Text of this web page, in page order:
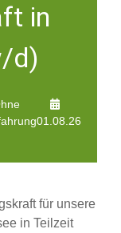
in
d)
01.08.26
für unsere
in Teilzeit